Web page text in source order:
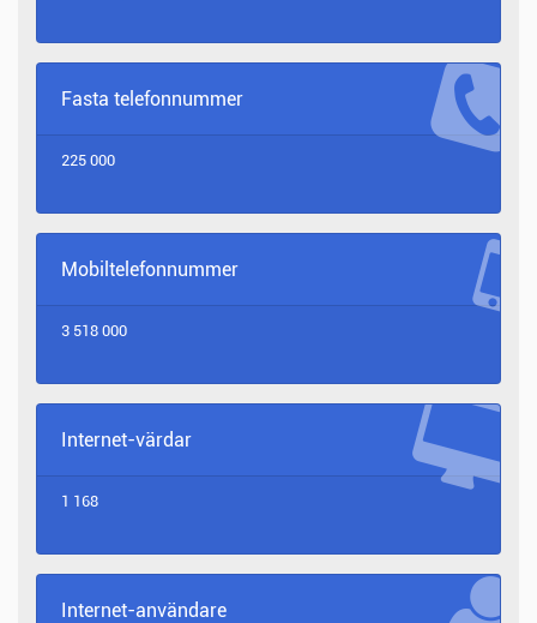
Fasta telefonnummer
225 000
Mobiltelefonnummer
3 518 000
Internet-värdar
1 168
Internet-användare